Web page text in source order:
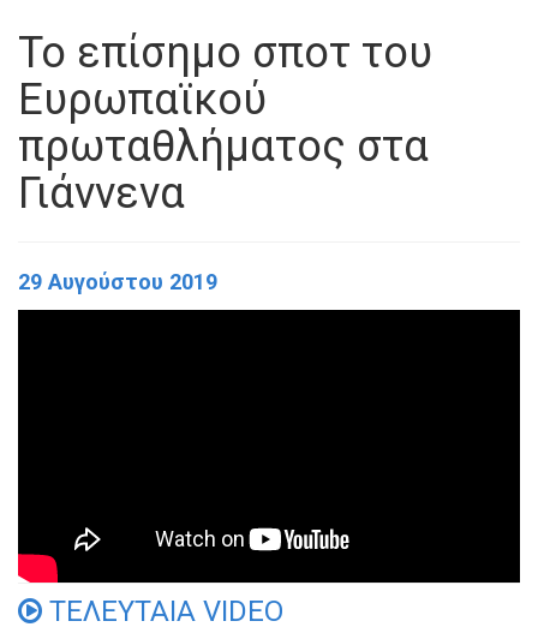
Το επίσημο σποτ του
Ευρωπαϊκού
πρωταθλήματος στα
Γιάννενα
29 Αυγούστου 2019
ΤΕΛΕΥΤΑΙΑ VIDEO